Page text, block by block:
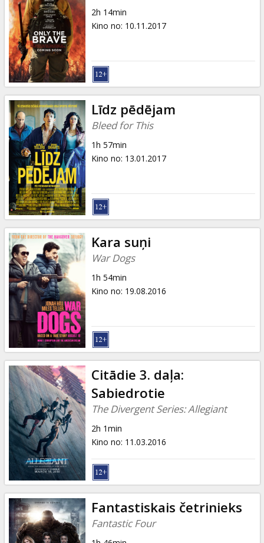
2h 14min
Kino no: 10.11.2017
Līdz pēdējam
Bleed for This
1h 57min
Kino no: 13.01.2017
Kara suņi
War Dogs
1h 54min
Kino no: 19.08.2016
Citādie 3. daļa:
Sabiedrotie
The Divergent Series: Allegiant
2h 1min
Kino no: 11.03.2016
Fantastiskais četrinieks
Fantastic Four